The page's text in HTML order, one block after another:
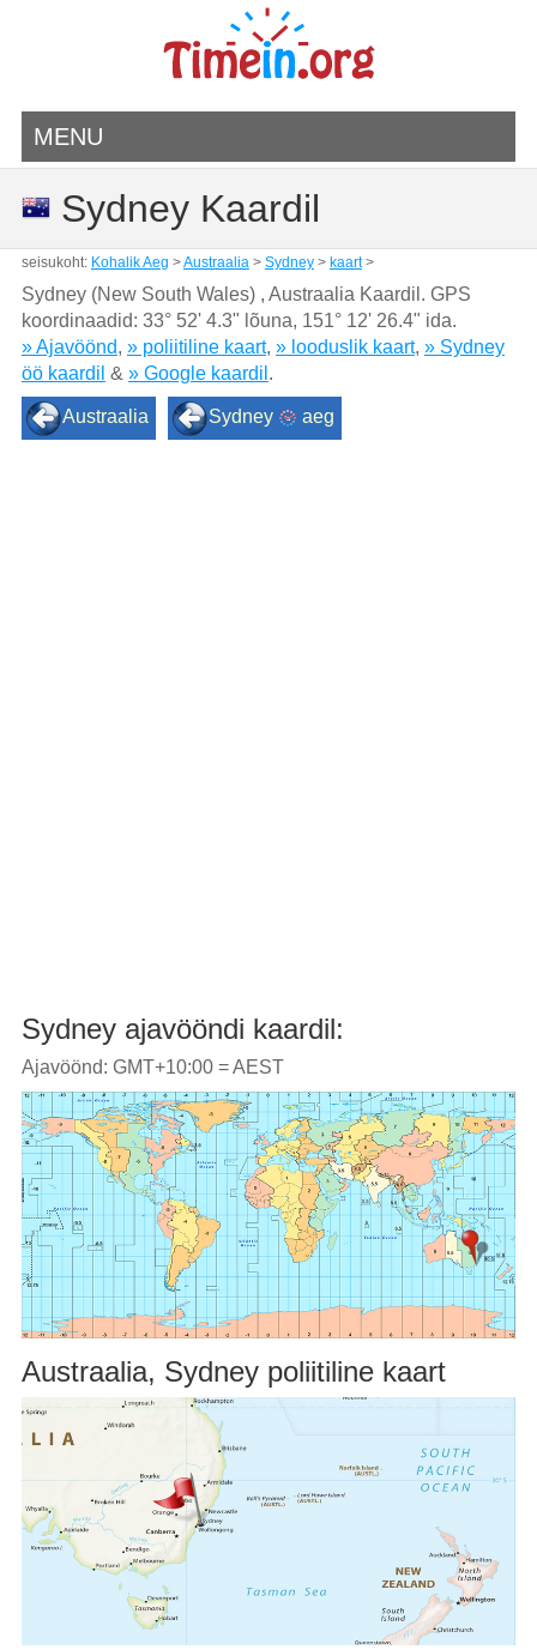
MENU
Sydney Kaardil
seisukoht: Kohalik Aeg >Austraalia> Sydney> kaart>
Sydney (New South Wales) , Austraalia Kaardil. GPS
koordinaadid: 33° 52' 4.3" lõuna, 151° 12' 26.4" ida.
» Ajavöönd, » poliitiline kaart, » looduslik kaart, » Sydney
öö kaardil & » Google kaardil .
Austraalia Sydney aeg
Sydney ajavööndi kaardil:
Ajavöönd: GMT+10:00 = AEST
Austraalia, Sydney poliitiline kaart